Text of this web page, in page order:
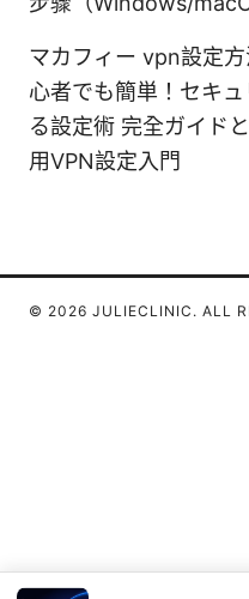
マカフィー vpn設定
心者でも簡単！セキ
る設定術 完全ガイド
用VPN設定入門
© 2026 JULIECLINIC. ALL